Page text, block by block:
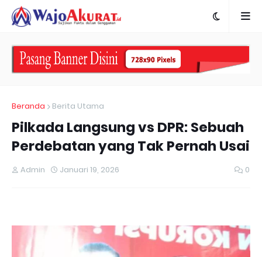
Beranda Berita Utama
Pilkada Langsung vs DPR: Sebuah
Perdebatan yang Tak Pernah Usai
Admin Januari 19, 2026 0